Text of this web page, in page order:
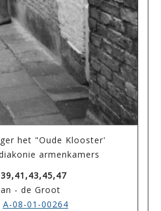
het "Oude Klooster'
armenkamers
- de Groot
A-08-01-00264